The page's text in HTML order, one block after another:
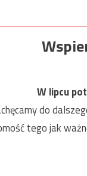
W lipcu
do
tego jak